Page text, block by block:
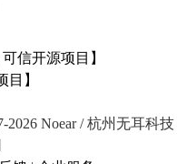
信开源项目】
目】
2026 Noear / 杭州无耳科技